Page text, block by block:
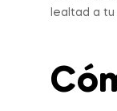
lealtad a tu